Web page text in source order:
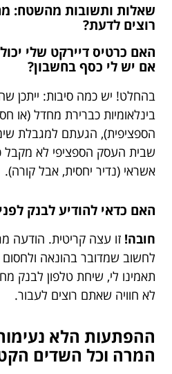
שאלות ותשובות מהשטח:
רוצים לדעת?
האם כרטיס דיירקט שלי
אם יש לי כסף בחשבון?
בהחלט! יש כמה סיבות: ייתכן
בינלאומיות כברירת מחדל (או
הספציפית), הגעתם למגבלת
שבית העסק הספציפי לא מקבל
אשראי (נדיר יחסית, אבל קורה).
האם כדאי להודיע לבנק
חובה! זו עצה קריטית.
לחשוב שמדובר בהונאה
תאמינו לי, שיחת טלפון לבנק
לא חוויה שאתם רוצים לעבור.
ההפתעות הלא
המרה וכל השדים